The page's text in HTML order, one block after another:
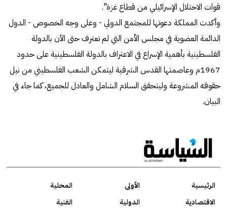
قوات الاحتلال الإسرائيلي من قطاع غزة".
وأكدت المملكة دعوتها للمجتمع الدولي - وعلى وجه الخصوص - الدول
الدائمة العضوية في مجلس الأمن التي لم تعترف حتى الآن بالدولة
الفلسطينية بأهمية الإسراع في الاعتراف بالدولة الفلسطينية على حدود
1967م وعاصمتها القدس الشرقية ليتمكن الشعب الفلسطيني من نيل
حقوقه المشروعة وليتحقق السلام الشامل والعادل للجميع، كما جاء في
البيان.
الرئيسية الأولى
المحلية
الاقتصادية
الدولية
الفنية